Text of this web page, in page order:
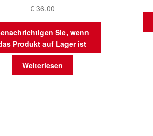
€36,00
Sie, wenn
Produkt auf Lager ist
Weiterlesen